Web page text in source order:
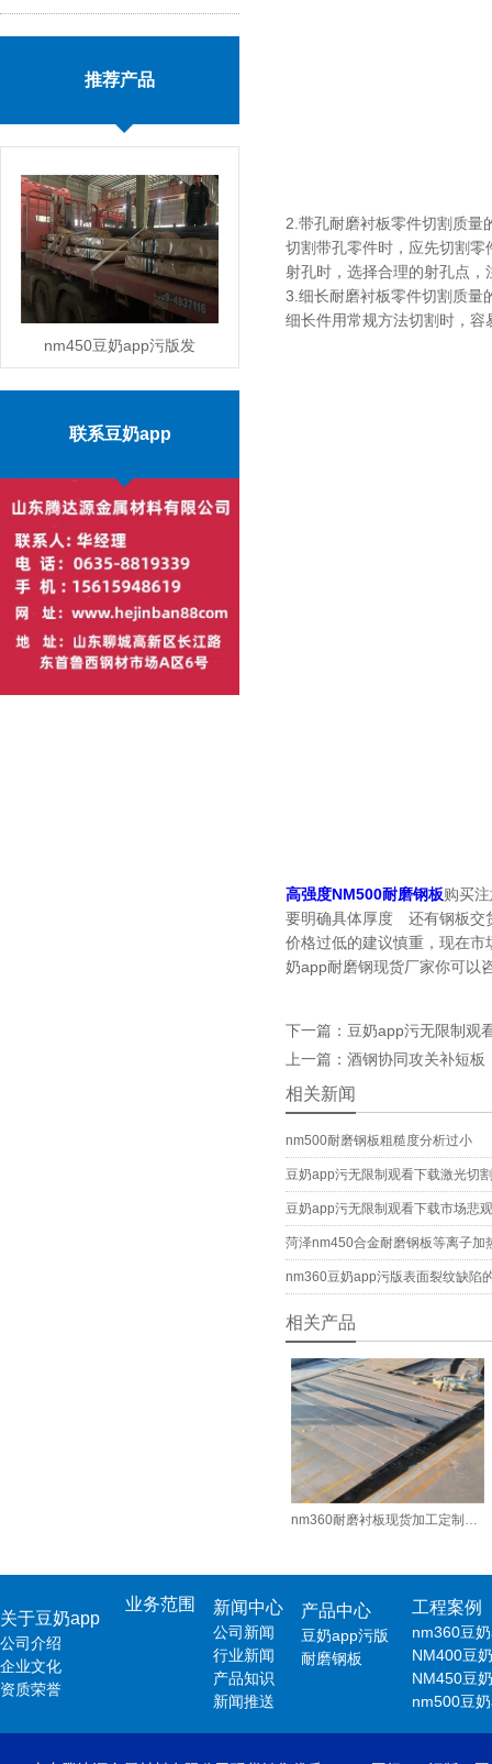
推荐产品
nm450豆奶app污版发
货
MORE
联系豆奶app
2.带孔耐磨衬板零件切割质量
切割带孔零件时，应先切割
射孔时，选择合理的射孔点
3.细长耐磨衬板零件切割质量的
细长件用常规方法切割时，容易
高强度NM500耐磨钢板购买注
要明确具体厚度 还有钢板交货
价格过低的建议慎重，现在
奶app耐磨钢现货厂家你可以咨询
下一篇：豆奶app污无限制
上一篇：酒钢协同攻关补短板
相关新闻
nm500耐磨钢板粗糙度分析过小
豆奶app污无限制观看下载激光切
豆奶app污无限制观看下载市场悲
菏泽nm450合金耐磨钢板等离子加
nm360豆奶app污版表面裂纹缺陷
相关产品
关于豆奶app
公司介绍
企业文化
资质荣誉
业务范围 新闻中心
公司新闻
行业新闻
产品知识
新闻推送
产品中心
豆奶app污版
耐磨钢板
工程案例
nm360豆
NM400豆
NM450豆
nm500豆